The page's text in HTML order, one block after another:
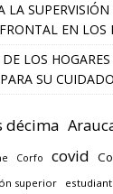
LA
EN LOS
LOS
SU
décima
Corfo covid
superior